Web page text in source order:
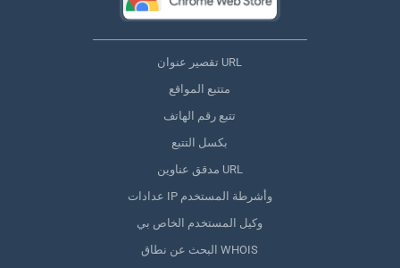
تقصير عنوان URL
متتبع المواقع
تتبع رقم الهاتف
بكسل التتبع
مدقق عناوين URL
عدادات IP وأشرطة المستخدم
وكيل المستخدم الخاص بي
البحث عن نطاق WHOIS